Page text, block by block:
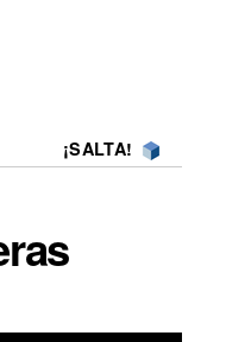
¡SALTA!